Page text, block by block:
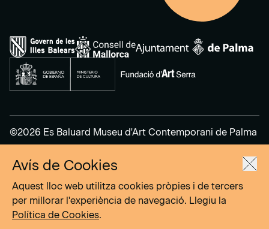
©2026 Es Baluard Museu d'Art Contemporani de Palma
Avís legal
Política de privacitat
Política de cookies
Avís de Cookies
Aquest lloc web utilitza cookies pròpies i de tercers
per millorar l'experiència de navegació. Llegiu la
Política de Cookies.